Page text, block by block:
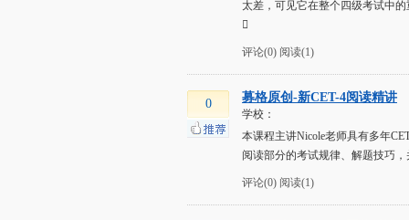
太差，可见它在整个四级考试中

评论(0) 阅读(1)
0 募格原创-新CET-4阅读精讲
学校：
本课程主讲Nicole老师具有多年
阅读部分的考试规律、解题技巧
评论(0) 阅读(1)